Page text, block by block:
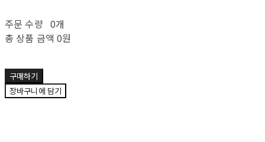
주문 수량 0개
총 상품 금액 0원
구매하기
장바구니에 담기